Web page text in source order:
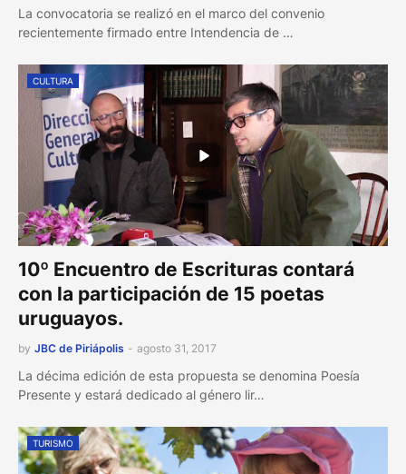
La convocatoria se realizó en el marco del convenio
recientemente firmado entre Intendencia de …
CULTURA
10º Encuentro de Escrituras contará
con la participación de 15 poetas
uruguayos.
by JBC de Piriápolis - agosto 31, 2017
La décima edición de esta propuesta se denomina Poesía
Presente y estará dedicado al género lir…
TURISMO